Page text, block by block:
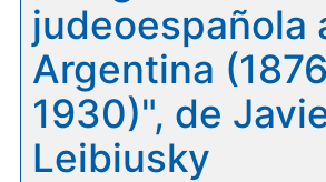
judeoespañola
Argentina
1930)", de
Leibiusky